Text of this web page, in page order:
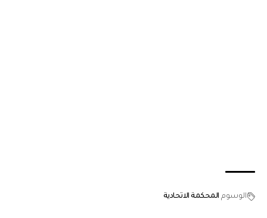
الوسوم المحكمة الاتحادية